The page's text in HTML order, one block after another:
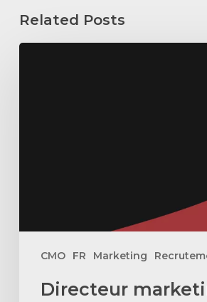
Related Posts
CMO FR Marketing
Directeur